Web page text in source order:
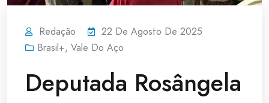
Redação
22 De Agosto De 2025
Brasil+, Vale Do Aço
Deputada Rosângela